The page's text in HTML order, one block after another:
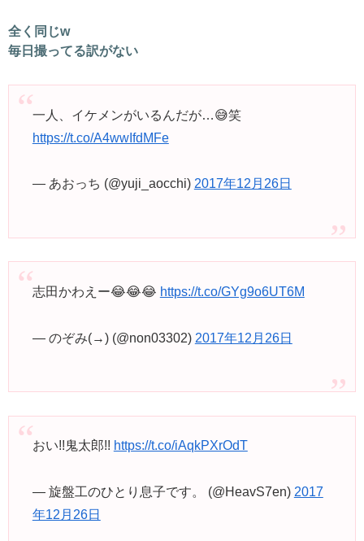
全く同じw
毎日撮ってる訳がない
一人、イケメンがいるんだが…😅笑
https://t.co/A4wwIfdMFe
— あおっち (@yuji_aocchi) 2017年12月26日
志田かわえー😂😂😂 https://t.co/GYg9o6UT6M
— のぞみ(→) (@non03302) 2017年12月26日
おい!!鬼太郎!! https://t.co/iAqkPXrOdT
— 旋盤工のひとり息子です。 (@HeavS7en) 2017
年12月26日